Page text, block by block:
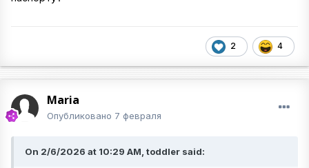
2 4
Maria
Опубликовано 7 февраля
On 2/6/2026 at 10:29 AM, toddler said: